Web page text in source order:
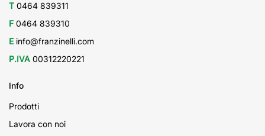
T 0464 839311
F 0464 839310
E info@franzinelli.com
P.IVA 00312220221
Info
Prodotti
Lavora con noi